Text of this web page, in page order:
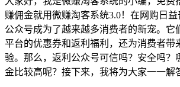
赚佣金就用微赚淘客系统3.0！在网购日益
公众号成为了越来越多消费者的新宠。它
平台的优惠券和返利福利，还为消费者带
验。那么，返利公众号可信吗？安全吗？
金比较高呢？接下来，我将为大家一一解